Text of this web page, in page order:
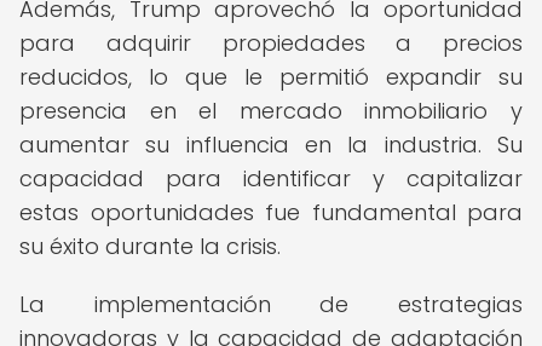
Además, Trump aprovechó la oportunidad
para adquirir propiedades a precios
reducidos, lo que le permitió expandir su
presencia en el mercado inmobiliario y
aumentar su influencia en la industria. Su
capacidad para identificar y capitalizar
estas oportunidades fue fundamental para
su éxito durante la crisis.
La implementación de estrategias
innovadoras y la capacidad de adaptación